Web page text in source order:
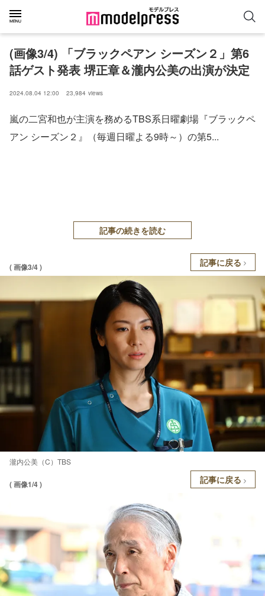
(画像3/4) 「ブラックペアン シーズン２」第6
話ゲスト発表 堺正章＆瀧内公美の出演が決定
2024.08.04 12:00 23,984 views
嵐の二宮和也が主演を務めるTBS系日曜劇場『ブラックペ
アン シーズン２』（毎週日曜よる9時～）の第5...
記事の続きを読む
( 画像3/4 ) 記事に戻る
瀧内公美（C）TBS
( 画像1/4 ) 記事に戻る